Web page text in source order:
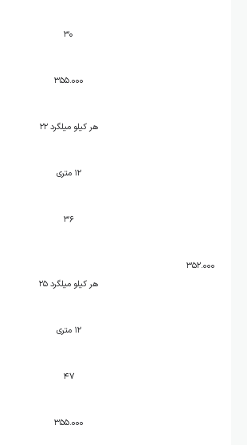
۳۰
۳۵۵.۰۰۰
هر کیلو میلگرد ۲۲
۱۲ متری
۳۶
۳۵۲.۰۰۰
هر کیلو میلگرد ۲۵
۱۲ متری
۴۷
۳۵۵.۰۰۰